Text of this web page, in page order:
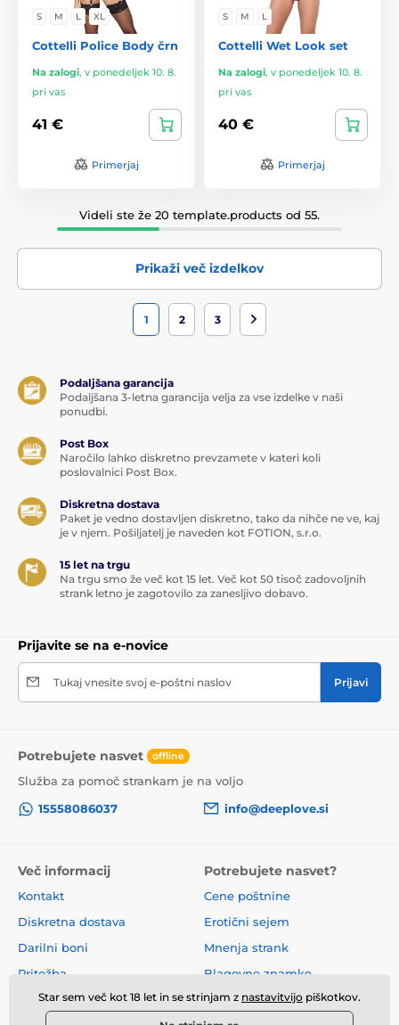
S M L XL
Cottelli Police Body črn
Na zalogi, v ponedeljek 10. 8.
pri vas
41 €
Primerjaj
S M L
Cottelli Wet Look set
Na zalogi, v ponedeljek 10. 8.
pri vas
40 €
Primerjaj
Videli ste že 20 template.products od 55.
Prikaži več izdelkov
1 2 3
Podaljšana garancija
Podaljšana 3-letna garancija velja za vse izdelke v naši
ponudbi.
Post Box
Naročilo lahko diskretno prevzamete v kateri koli
poslovalnici Post Box.
Diskretna dostava
Paket je vedno dostavljen diskretno, tako da nihče ne ve, kaj
je v njem. Pošiljatelj je naveden kot FOTION, s.r.o.
15 let na trgu
Na trgu smo že več kot 15 let. Več kot 50 tisoč zadovoljnih
strank letno je zagotovilo za zanesljivo dobavo.
Prijavite se na e-novice
Tukaj vnesite svoj e-poštni naslov Prijavi
Potrebujete nasvet offline
Služba za pomoč strankam je na voljo
15558086037
info@deeplove.si
Več informacij
Kontakt
Diskretna dostava
Darilni boni
Pritožba
O nas
Potrebujete nasvet?
Cene poštnine
Erotični sejem
Mnenja strank
Blagovne znamke
Poslovni pogoji
Star sem več kot 18 let in se strinjam z nastavitvijo piškotkov.